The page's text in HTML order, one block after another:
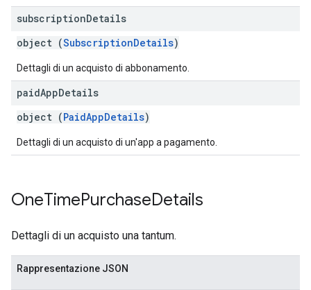
subscriptionDetails
object (SubscriptionDetails)
Dettagli di un acquisto di abbonamento.
paidAppDetails
object (PaidAppDetails)
Dettagli di un acquisto di un'app a pagamento.
OneTimePurchaseDetails
Dettagli di un acquisto una tantum.
Rappresentazione JSON